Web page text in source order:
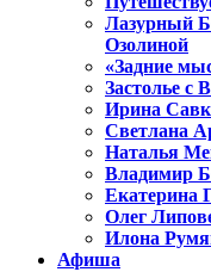
Лазурный
Озолиной
«Задние
Застолье с
Ирина
Светлана
Наталья
Владимир
Екатерина
Олег
Илона
Афиша